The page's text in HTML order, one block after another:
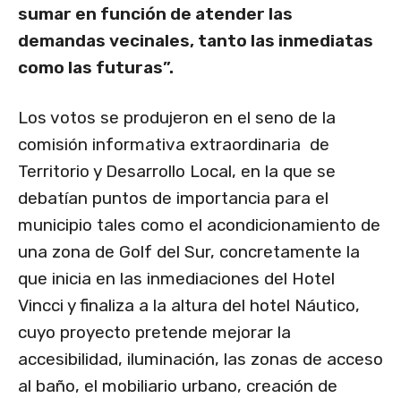
sumar en función de atender las
demandas vecinales, tanto las inmediatas
como las futuras”.
Los votos se produjeron en el seno de la
comisión informativa extraordinaria de
Territorio y Desarrollo Local, en la que se
debatían puntos de importancia para el
municipio tales como el acondicionamiento de
una zona de Golf del Sur, concretamente la
que inicia en las inmediaciones del Hotel
Vincci y finaliza a la altura del hotel Náutico,
cuyo proyecto pretende mejorar la
accesibilidad, iluminación, las zonas de acceso
al baño, el mobiliario urbano, creación de